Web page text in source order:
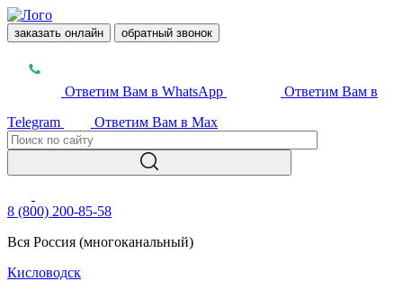
заказать онлайн обратный звонок
Ответим Вам в WhatsApp
Ответим Вам в
Telegram
Ответим Вам в Max
8 (800) 200-85-58
Вся Россия (многоканальный)
Кисловодск